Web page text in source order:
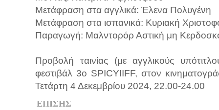
Μετάφραση στα αγγλικά: Έλενα Πολυγένη
Μετάφραση στα ισπανικά: Κυριακή
Παραγωγή: Μαλντορόρ Αστική μη
Προβολή ταινίας (με αγγλικούς
φεστιβάλ 3ο SPICYIIFF, στον
Τετάρτη 4 Δεκεμβρίου 2024, 22.00-24.00
ΕΠΙΣΗΣ